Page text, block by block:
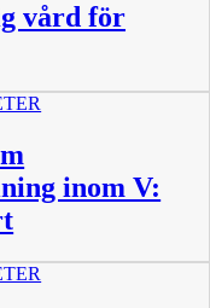
vård för
inom V: